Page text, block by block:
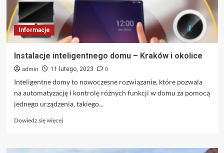
Informacje
Instalacje inteligentnego domu – Kraków i okolice
admin 11 lutego, 2023
0
Inteligentne domy to nowoczesne rozwiązanie, które pozwala
na automatyzację i kontrolę różnych funkcji w domu za pomocą
jednego urządzenia, takiego...
Dowiedz się więcejDowiedz
o